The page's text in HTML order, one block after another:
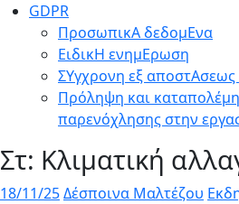
GDPR
ΠροσωπικΑ δεδομΕνα
ΕιδικΗ ενημΕρωση
ΣΥγχρονη εξ αποστΑσεως
Πρόληψη και
παρενόχλησης στην
Στ: Κλιματική
18/11/25Δέσποινα Μαλτέζου